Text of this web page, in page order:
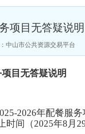
中介代理机构从业
项目无答疑说明
中山市公共资源交易平台
目无答疑说明
2026年配餐服
时间（2025年8月